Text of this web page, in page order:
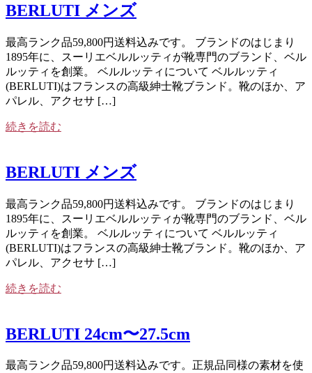
BERLUTI メンズ
最高ランク品59,800円送料込みです。 ブランドのはじまり
1895年に、スーリエベルルッティが靴専門のブランド、ベル
ルッティを創業。 ベルルッティについて ベルルッティ
(BERLUTI)はフランスの高級紳士靴ブランド。靴のほか、ア
パレル、アクセサ […]
続きを読む
BERLUTI メンズ
最高ランク品59,800円送料込みです。 ブランドのはじまり
1895年に、スーリエベルルッティが靴専門のブランド、ベル
ルッティを創業。 ベルルッティについて ベルルッティ
(BERLUTI)はフランスの高級紳士靴ブランド。靴のほか、ア
パレル、アクセサ […]
続きを読む
BERLUTI 24cm〜27.5cm
最高ランク品59,800円送料込みです。正規品同様の素材を使